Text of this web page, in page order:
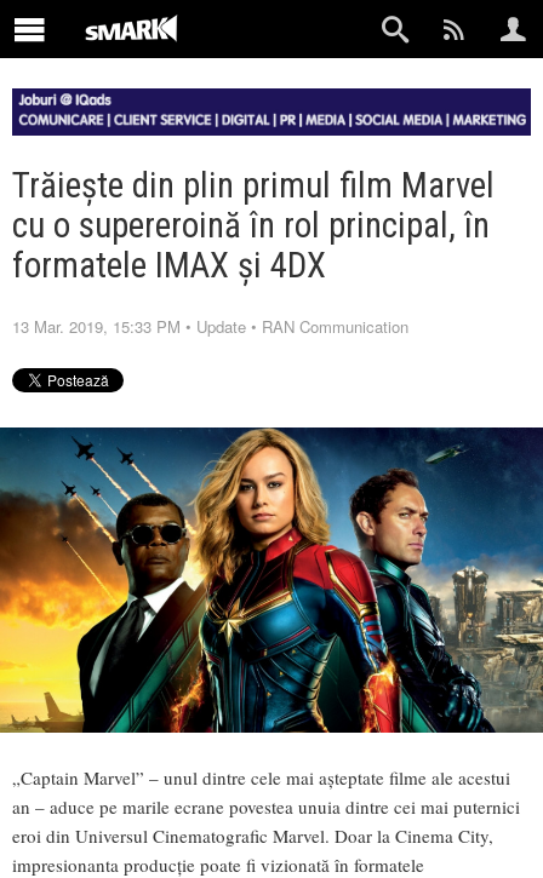
Trăiește din plin primul film Marvel
cu o supereroină în rol principal, în
formatele IMAX și 4DX
13 Mar. 2019, 15:33 PM • Update • RAN Communication
„Captain Marvel” – unul dintre cele mai așteptate filme ale acestui
an – aduce pe marile ecrane povestea unuia dintre cei mai puternici
eroi din Universul Cinematografic Marvel. Doar la Cinema City,
impresionanta producție poate fi vizionată în formatele